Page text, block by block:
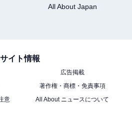
All About Japan
サイト情報
広告掲載
著作権・商標・免責事項
意
All About ニュースについて